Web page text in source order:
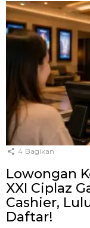
4 Bagikan
Lowongan
XXI Ciplaz
Cashier,
Daftar!